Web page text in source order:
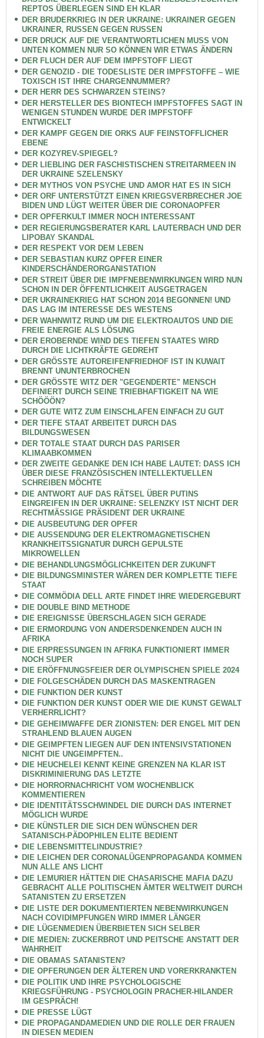
REPTOS ÜBERLEGEN SIND EH KLAR
DER BRUDERKRIEG IN DER UKRAINE: UKRAINER GEGEN
UKRAINER, RUSSEN GEGEN RUSSEN
DER DRUCK AUF DIE VERANTWORTLICHEN MUSS VON
UNTEN KOMMEN NUR SO KÖNNEN WIR ETWAS ÄNDERN
DER FLUCH DER AUF DEM IMPFSTOFF LIEGT
DER GENOZID - DIE TODESLISTE DER IMPFSTOFFE – WIE
TOXISCH IST IHRE CHARGENNUMMER?
DER HERR DES SCHWARZEN STEINS?
DER HERSTELLER DES BIONTECH IMPFSTOFFES SAGT IN
WENIGEN STUNDEN WURDE DER IMPFSTOFF
ENTWICKELT
DER KAMPF GEGEN DIE ORKS AUF FEINSTOFFLICHER
EBENE
DER KOZYREV-SPIEGEL?
DER LIEBLING DER FASCHISTISCHEN STREITARMEEN IN
DER UKRAINE SZELENSKY
DER MYTHOS VON PSYCHE UND AMOR HAT ES IN SICH
DER ORF UNTERSTÜTZT EINEN KRIEGSVERBRECHER JOE
BIDEN UND LÜGT WEITER ÜBER DIE CORONAOPFER
DER OPFERKULT IMMER NOCH INTERESSANT
DER REGIERUNGSBERATER KARL LAUTERBACH UND DER
LIPOBAY SKANDAL
DER RESPEKT VOR DEM LEBEN
DER SEBASTIAN KURZ OPFER EINER
KINDERSCHÄNDERORGANISTATION
DER STREIT ÜBER DIE IMPFNEBENWIRKUNGEN WIRD NUN
SCHON IN DER ÖFFENTLICHKEIT AUSGETRAGEN
DER UKRAINEKRIEG HAT SCHON 2014 BEGONNEN! UND
DAS LAG IM INTERESSE DES WESTENS
DER WAHNWITZ RUND UM DIE ELEKTROAUTOS UND DIE
FREIE ENERGIE ALS LÖSUNG
DER EROBERNDE WIND DES TIEFEN STAATES WIRD
DURCH DIE LICHTKRÄFTE GEDREHT
DER GRÖSSTE AUTOREIFENFRIEDHOF IST IN KUWAIT
BRENNT UNUNTERBROCHEN
DER GRÖSSTE WITZ DER "GEGENDERTE" MENSCH
DEFINIERT DURCH SEINE TRIEBHAFTIGKEIT NA WIE
SCHÖÖÖN?
DER GUTE WITZ ZUM EINSCHLAFEN EINFACH ZU GUT
DER TIEFE STAAT ARBEITET DURCH DAS
BILDUNGSWESEN
DER TOTALE STAAT DURCH DAS PARISER
KLIMAABKOMMEN
DER ZWEITE GEDANKE DEN ICH HABE LAUTET: DASS ICH
ÜBER DIESE FRANZÖSISCHEN INTELLEKTUELLEN
SCHREIBEN MÖCHTE
DIE ANTWORT AUF DAS RÄTSEL ÜBER PUTINS
EINGREIFEN IN DER UKRAINE: SELENZKY IST NICHT DER
RECHTMÄSSIGE PRÄSIDENT DER UKRAINE
DIE AUSBEUTUNG DER OPFER
DIE AUSSENDUNG DER ELEKTROMAGNETISCHEN
KRANKHEITSSIGNATUR DURCH GEPULSTE
MIKROWELLEN
DIE BEHANDLUNGSMÖGLICHKEITEN DER ZUKUNFT
DIE BILDUNGSMINISTER WÄREN DER KOMPLETTE TIEFE
STAAT
DIE COMMÖDIA DELL ARTE FINDET IHRE WIEDERGEBURT
DIE DOUBLE BIND METHODE
DIE EREIGNISSE ÜBERSCHLAGEN SICH GERADE
DIE ERMORDUNG VON ANDERSDENKENDEN AUCH IN
AFRIKA
DIE ERPRESSUNGEN IN AFRIKA FUNKTIONIERT IMMER
NOCH SUPER
DIE ERÖFFNUNGSFEIER DER OLYMPISCHEN SPIELE 2024
DIE FOLGESCHÄDEN DURCH DAS MASKENTRAGEN
DIE FUNKTION DER KUNST
DIE FUNKTION DER KUNST ODER WIE DIE KUNST GEWALT
VERHERRLICHT?
DIE GEHEIMWAFFE DER ZIONISTEN: DER ENGEL MIT DEN
STRAHLEND BLAUEN AUGEN
DIE GEIMPFTEN LIEGEN AUF DEN INTENSIVSTATIONEN
NICHT DIE UNGEIMPFTEN..
DIE HEUCHELEI KENNT KEINE GRENZEN NA KLAR IST
DISKRIMINIERUNG DAS LETZTE
DIE HORRORNACHRICHT VOM WOCHENBLICK
KOMMENTIEREN
DIE IDENTITÄTSSCHWINDEL DIE DURCH DAS INTERNET
MÖGLICH WURDE
DIE KÜNSTLER DIE SICH DEN WÜNSCHEN DER
SATANISCH-PÄDOPHILEN ELITE BEDIENT
DIE LEBENSMITTELINDUSTRIE?
DIE LEICHEN DER CORONALÜGENPROPAGANDA KOMMEN
NUN ALLE ANS LICHT
DIE LEMURIER HÄTTEN DIE CHASARISCHE MAFIA DAZU
GEBRACHT ALLE POLITISCHEN ÄMTER WELTWEIT DURCH
SATANISTEN ZU ERSETZEN
DIE LISTE DER DOKUMENTIERTEN NEBENWIRKUNGEN
NACH COVIDIMPFUNGEN WIRD IMMER LÄNGER
DIE LÜGENMEDIEN ÜBERBIETEN SICH SELBER
DIE MEDIEN: ZUCKERBROT UND PEITSCHE ANSTATT DER
WAHRHEIT
DIE OBAMAS SATANISTEN?
DIE OPFERUNGEN DER ÄLTEREN UND VORERKRANKTEN
DIE POLITIK UND IHRE PSYCHOLOGISCHE
KRIEGSFÜHRUNG - PSYCHOLOGIN PRACHER-HILANDER
IM GESPRÄCH!
DIE PRESSE LÜGT
DIE PROPAGANDAMEDIEN UND DIE ROLLE DER FRAUEN
IN DIESEN MEDIEN